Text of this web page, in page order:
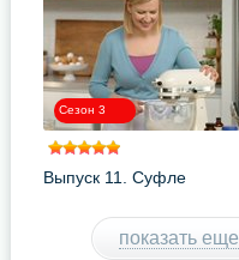
Сезон 3
Выпуск 11. Суфле
показать еще